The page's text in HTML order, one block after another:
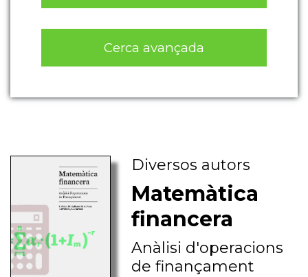
Cerca avançada
Diversos autors
Matemàtica
financera
Anàlisi d'operacions
de finançament